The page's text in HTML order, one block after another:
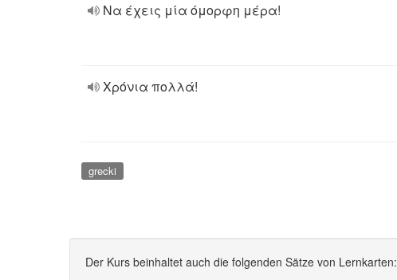
Να έχεις μία όμορφη μέρα!
Χρόνια πολλά!
grecki
Der Kurs beinhaltet auch die folgenden Sätze von Lernkarten: